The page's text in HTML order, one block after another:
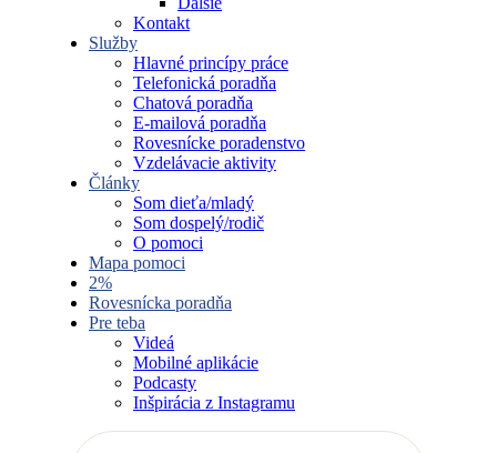
Kontakt
Služby
Hlavné princípy práce
Telefonická poradňa
Chatová poradňa
E-mailová poradňa
Rovesnícke poradenstvo
Vzdelávacie aktivity
Články
Som dieťa/mladý
Som dospelý/rodič
O pomoci
Mapa pomoci
2%
Rovesnícka poradňa
Pre teba
Videá
Mobilné aplikácie
Podcasty
Inšpirácia z Instagramu